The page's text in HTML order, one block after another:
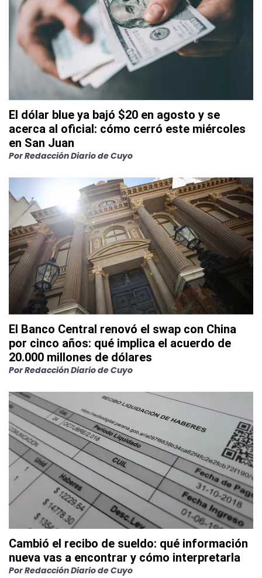
El dólar blue ya bajó $20 en agosto y se
acerca al oficial: cómo cerró este miércoles
en San Juan
PorRedacción Diario de Cuyo
El Banco Central renovó el swap con China
por cinco años: qué implica el acuerdo de
20.000 millones de dólares
PorRedacción Diario de Cuyo
Cambió el recibo de sueldo: qué información
nueva vas a encontrar y cómo interpretarla
PorRedacción Diario de Cuyo